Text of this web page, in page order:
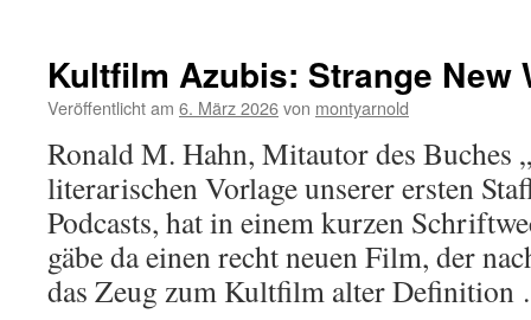
Kultfilm Azubis: Strange New
Veröffentlicht am 6. März 2026von montyarnold
Ronald M. Hahn, Mitautor des Buches
literarischen Vorlage unserer ersten
Podcasts, hat in einem kurzen
gäbe da einen recht neuen Film, der
das Zeug zum Kultfilm alter